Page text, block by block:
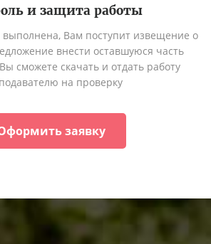
и защита работы
выполнена, Вам поступит извещение о
внести оставшуюся часть
сможете скачать и отдать работу
на проверку
заявку